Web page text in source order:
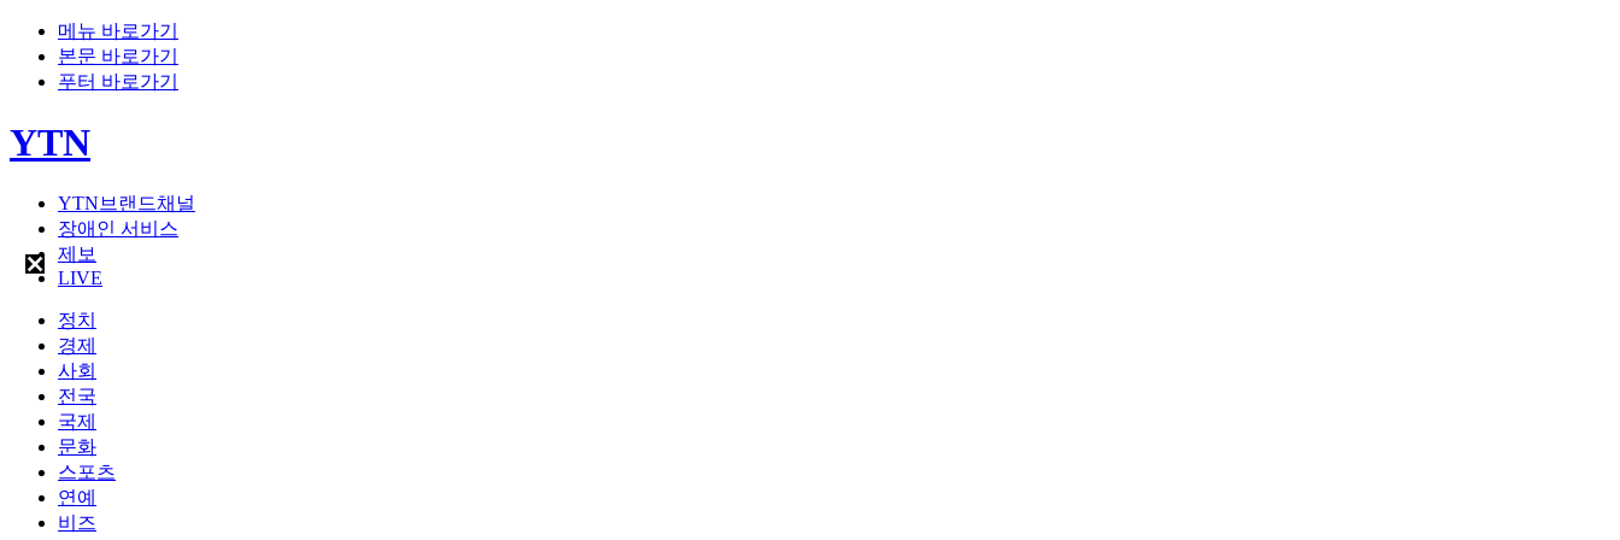
메뉴 바로가기
본문 바로가기
푸터 바로가기
YTN
YTN브랜드채널
장애인 서비스
제보
LIVE
정치
경제
사회
전국
국제
문화
스포츠
연예
비즈